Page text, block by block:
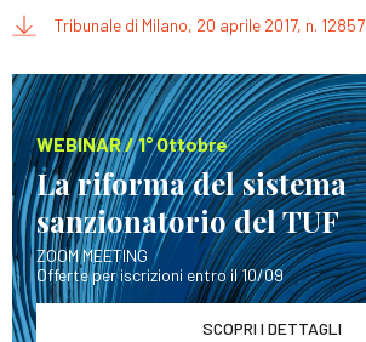
Tribunale di Milano, 20 aprile 2017, n. 12857
WEBINAR / 1° Ottobre
La riforma del sistema
sanzionatorio del TUF
ZOOM MEETING
Offerte per iscrizioni entro il 10/09
SCOPRI I DETTAGLI